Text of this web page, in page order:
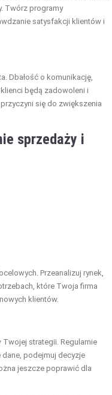
Twórz programy
satysfakcji klientów i
Dbałość o komunikację,
będą zadowoleni i
się do zwiększenia
sprzedaży i
Przeanalizuj rynek,
które Twoja firma
klientów.
strategii. Regularnie
dane, podejmuj decyzje
jeszcze poprawić dla